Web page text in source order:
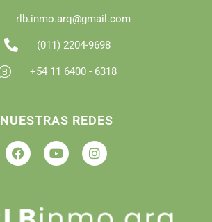
rlb.inmo.arq@gmail.com
(011) 2204-9698
+54 11 6400 - 6318
NUESTRAS REDES